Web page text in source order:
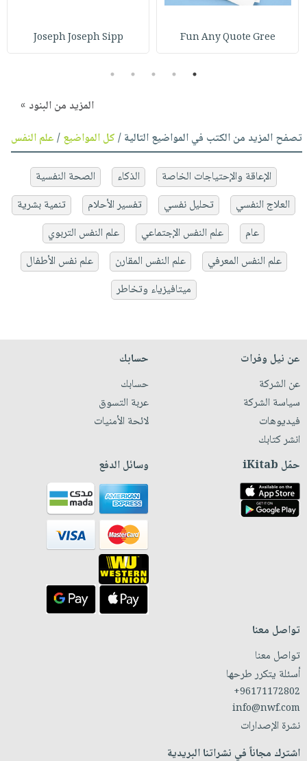
Fun Any Quote Gree
Joseph Joseph Sipp
1
2
3
4
5
المزيد من البنود »
تصفح المزيد من الكتب في المواضيع التالية /كل المواضيع/علم النفس
الإعاقة والإحتياجات الخاصة الذكاء
الصحة النفسية
العلاج النفسي
تحليل نفسي تفسير الأحلام
تنمية بشرية
عام
علم النفس الإجتماعي
علم النفس التربوي
علم النفس المعرفي
علم النفس المقارن
علم نفس الأطفال
ميتافيزياء وتخاطر
عن نيل وفرات
عن الشركة
سياسة الشركة
فيديوهات
انشر كتابك
حسابك
حسابك
عربة التسوق
لائحة الأمنيات
حمّل iKitab وسائل الدفع
تواصل معنا
تواصل معنا
أسئلة يتكرر طرحها
+96171172802
info@nwf.com
نشرة الإصدارات
اشترك مجاناً في نشراتنا البريدية